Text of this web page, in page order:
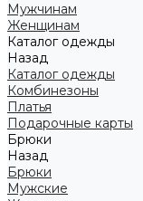
Мужчинам
Женщинам
Каталог одежды
Назад
Каталог одежды
Комбинезоны
Платья
Подарочные карты
Брюки
Назад
Брюки
Мужские